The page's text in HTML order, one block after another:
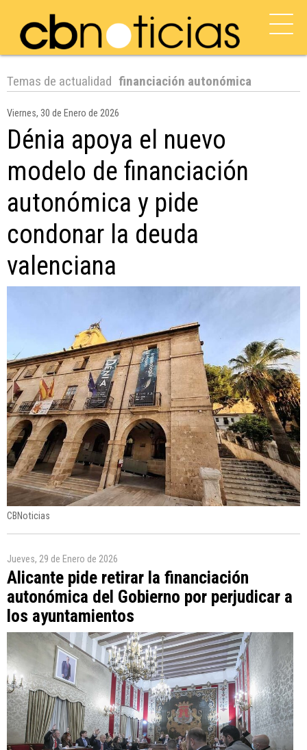
Temas de actualidad financiación autonómica
Viernes, 30 de Enero de 2026
Dénia apoya el nuevo
modelo de financiación
autonómica y pide
condonar la deuda
valenciana
CBNoticias
Jueves, 29 de Enero de 2026
Alicante pide retirar la financiación
autonómica del Gobierno por perjudicar a
los ayuntamientos